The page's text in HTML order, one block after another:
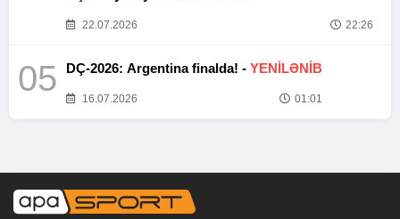
22.07.2026 22:26
05 DÇ-2026: Argentina finalda! - YENİLƏNİB
16.07.2026 01:01